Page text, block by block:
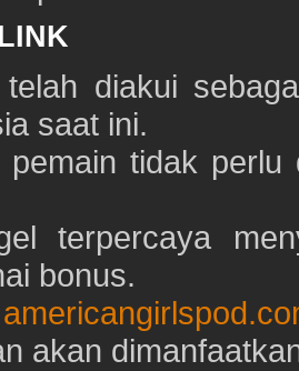
telah diakui
saat ini.
pemain tidak
terpercaya
bonus.
akan